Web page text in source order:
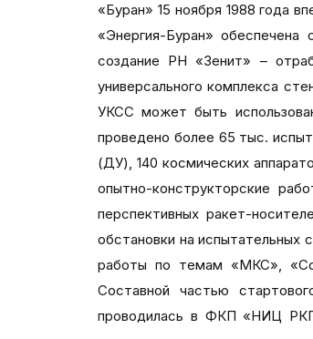
«Буран» 15 ноября 1988 года
«Энергия-Буран»
создание РН «Зенит» –
универсального комплекса
УКСС может быть
проведено более 65 тыс.
(ДУ), 140 космических
опытно-конструкторские
перспективных ракет-
обстановки на испытательных
работы по темам «МКС»,
Составной частью
проводилась в ФКП «НИЦ